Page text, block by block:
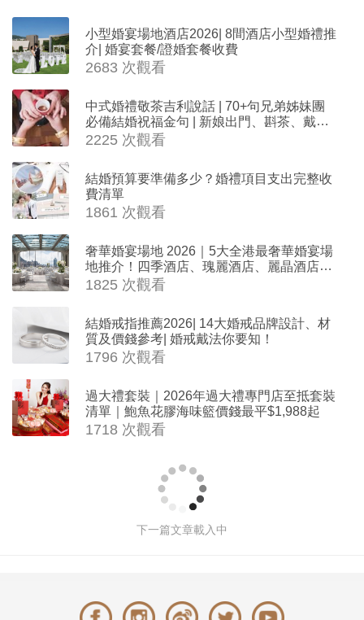
小型婚宴場地酒店2026| 8間酒店小型婚禮推
介| 婚宴套餐/證婚套餐收費
2683 次觀看
中式婚禮敬茶吉利說話 | 70+句兄弟姊妹團
必備結婚祝福金句 | 新娘出門、斟茶、戴金
器時金句
2225 次觀看
結婚預算要準備多少？婚禮項目支出完整收
費清單
1861 次觀看
奢華婚宴場地 2026｜5大全港最奢華婚宴場
地推介！四季酒店、瑰麗酒店、麗晶酒店、
Cloud 39、合和酒店 打造夢幻氣派婚禮
1825 次觀看
結婚戒指推薦2026| 14大婚戒品牌設計、材
質及價錢參考| 婚戒戴法你要知！
1796 次觀看
過大禮套裝｜2026年過大禮專門店至抵套裝
清單｜鮑魚花膠海味籃價錢最平$1,988起
1718 次觀看
2026婚禮籌備懶人包｜九龍區「高性價
比」特色婚禮場地推介｜My Garden、
12031 次觀看